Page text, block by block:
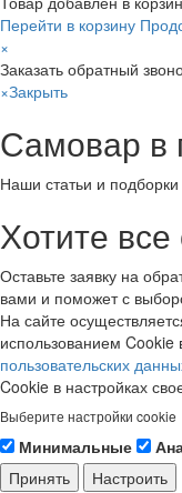
Перейти в корзину
×
Заказать обратный
×Закрыть
Самовар в
Наши статьи и
Хотите все
Оставьте заявку на
вами и поможет с
На сайте
использованием Cookie
пользовательских
Cookie в настройках
Выберите настройки cookie
Минимальные
Принять
Настроить